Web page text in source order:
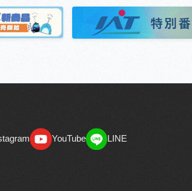
YouTube
LINE